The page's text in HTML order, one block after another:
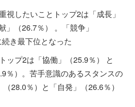
視したいことトップ2は「成長」
」（26.7％） 。「競争」
続き最下位となった
ップ2は「協働」（25.9％） と
％）。苦手意識のあるスタンスの
（28.0％）と「自発」（26.6％）